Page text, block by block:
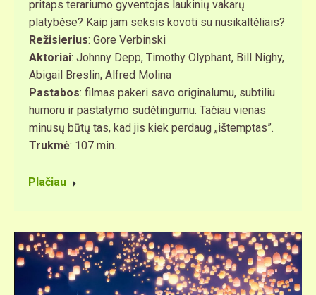
pritaps terariumo gyventojas laukinių vakarų
platybėse? Kaip jam seksis kovoti su nusikaltėliais?
Režisierius: Gore Verbinski
Aktoriai: Johnny Depp, Timothy Olyphant, Bill Nighy,
Abigail Breslin, Alfred Molina
Pastabos: filmas pakeri savo originalumu, subtiliu
humoru ir pastatymo sudėtingumu. Tačiau vienas
minusų būtų tas, kad jis kiek perdaug „ištemptas”.
Trukmė: 107 min.
Plačiau